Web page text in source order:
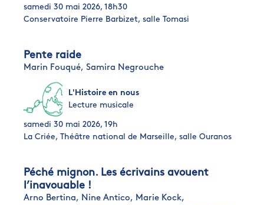
samedi 30 mai 2026, 18h30
Conservatoire Pierre Barbizet, salle Tomasi
Pente raide
Marin Fouqué, Samira Negrouche
L'Histoire en nous
Lecture musicale
samedi 30 mai 2026, 19h
La Criée, Théâtre national de Marseille, salle Ouranos
Péché mignon. Les écrivains avouent
l’inavouable !
Arno Bertina, Nine Antico, Marie Kock,